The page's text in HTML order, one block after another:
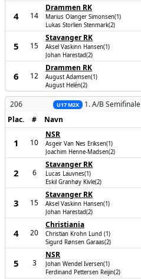
4 14
Drammen RK
Marius Olanger Simonsen(1)
Lukas Storlien Stenmark(2)
5 15
Stavanger RK
Aksel Vaskinn Hansen(1)
Johan Harestad(2)
6 12
Drammen RK
August Adamsen(1)
August Helén(2)
206 U17 M2X 1. A/B Semifinale
Plac.
# Navn
1 10
NSR
Asgeir Van Nes Eriksen(1)
Joachim Henne-Madsen(2)
2 6
Stavanger RK
Lucas Lauvnes(1)
Eskil Granhøy Kivle(2)
3 15
Stavanger RK
Aksel Vaskinn Hansen(1)
Johan Harestad(2)
4 20
Christiania
Christian Krohn Lund (1)
Sigurd Rønsen Garaas(2)
5 3
NSR
Johan Wendel Iversen(1)
Ferdinand Pettersen Reijin(2)